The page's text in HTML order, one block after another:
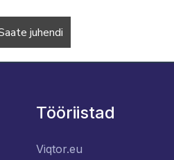
Tööriistad
Viqtor.eu